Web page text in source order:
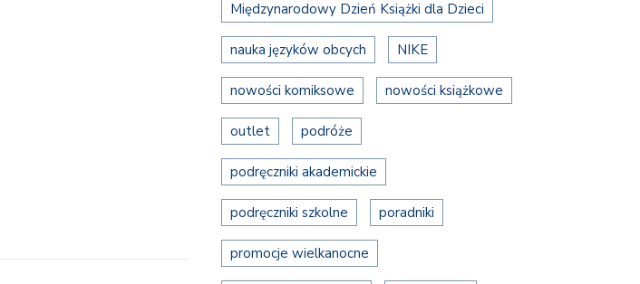
Międzynarodowy Dzień Książki dla Dzieci
nauka języków obcych NIKE
nowości komiksowe nowości książkowe
outlet podróże
podręczniki akademickie
podręczniki szkolne poradniki
promocje wielkanocne